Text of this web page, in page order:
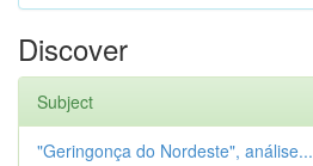
Discover
Subject
"Geringonça do Nordeste", análise...